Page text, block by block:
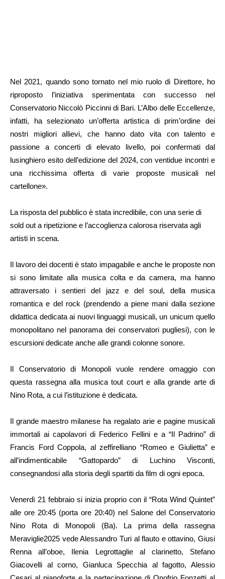
Nel 2021, quando sono tornato nel mio ruolo di Direttore, ho
riproposto l’iniziativa sperimentata con successo nel
Conservatorio Niccolò Piccinni di Bari. L’Albo delle Eccellenze,
infatti, ha selezionato un’offerta artistica di prim’ordine dei
nostri migliori allievi, che hanno dato vita con talento e
passione a concerti di elevato livello, poi confermati dal
lusinghiero esito dell’edizione del 2024, con ventidue incontri e
una ricchissima offerta di varie proposte musicali nel
cartellone».
La risposta del pubblico è stata incredibile, con una serie di
sold out a ripetizione e l’accoglienza calorosa riservata agli
artisti in scena.
Il lavoro dei docenti è stato impagabile e anche le proposte non
si sono limitate alla musica colta e da camera, ma hanno
attraversato i sentieri del jazz e del soul, della musica
romantica e del rock (prendendo a piene mani dalla sezione
didattica dedicata ai nuovi linguaggi musicali, un unicum quello
monopolitano nel panorama dei conservatori pugliesi), con le
escursioni dedicate anche alle grandi colonne sonore.
Il Conservatorio di Monopoli vuole rendere omaggio con
questa rassegna alla musica tout court e alla grande arte di
Nino Rota, a cui l’istituzione è dedicata.
Il grande maestro milanese ha regalato arie e pagine musicali
immortali ai capolavori di Federico Fellini e a “Il Padrino” di
Francis Ford Coppola, al zeffirelliano “Romeo e Giulietta” e
all’indimenticabile “Gattopardo” di Luchino Visconti,
consegnandosi alla storia degli spartiti da film di ogni epoca.
Venerdì 21 febbraio si inizia proprio con il “Rota Wind Quintet”
alle ore 20:45 (porta ore 20:40) nel Salone del Conservatorio
Nino Rota di Monopoli (Ba). La prima della rassegna
Meraviglie2025 vede Alessandro Turi al flauto e ottavino, Giusi
Renna all’oboe, Ilenia Legrottaglie al clarinetto, Stefano
Giacovelli al corno, Gianluca Specchia al fagotto, Alessio